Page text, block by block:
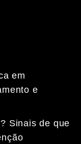
em
e
Sinais de que